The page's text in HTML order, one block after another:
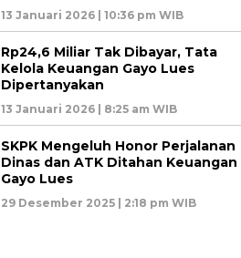
13 Januari 2026 | 10:36 pm WIB
Rp24,6 Miliar Tak Dibayar, Tata
Kelola Keuangan Gayo Lues
Dipertanyakan
13 Januari 2026 | 8:25 am WIB
SKPK Mengeluh Honor Perjalanan
Dinas dan ATK Ditahan Keuangan
Gayo Lues
29 Desember 2025 | 2:18 pm WIB